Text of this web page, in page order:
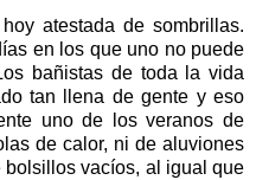
atestada de sombrillas.
en los que uno no puede
bañistas de toda la vida
tan llena de gente y eso
uno de los veranos de
de calor, ni de aluviones
bolsillos vacíos, al igual que